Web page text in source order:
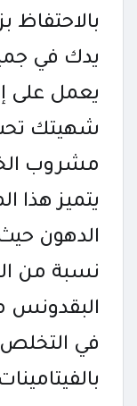
يدك في
يعمل على
شهيتك
مشروب
يتميز هذا
الدهون حيث
نسبة من
البقدونس
في التخلص